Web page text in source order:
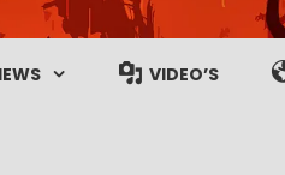
en gameplay streams
VIDEO’S